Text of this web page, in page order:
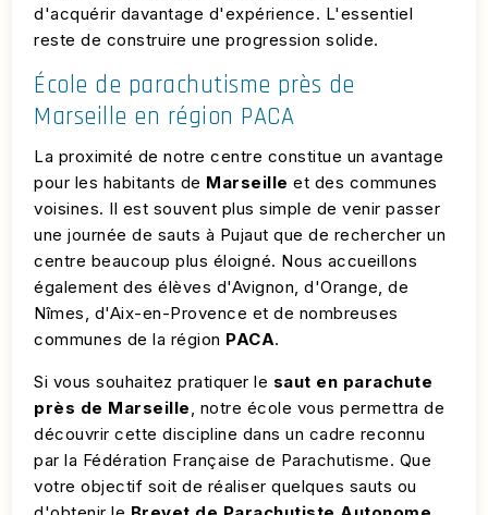
d'acquérir davantage d'expérience. L'essentiel
reste de construire une progression solide.
École de parachutisme près de
Marseille en région PACA
La proximité de notre centre constitue un avantage
pour les habitants de Marseille et des communes
voisines. Il est souvent plus simple de venir passer
une journée de sauts à Pujaut que de rechercher un
centre beaucoup plus éloigné. Nous accueillons
également des élèves d'Avignon, d'Orange, de
Nîmes, d'Aix-en-Provence et de nombreuses
communes de la région PACA.
Si vous souhaitez pratiquer le saut en parachute
près de Marseille, notre école vous permettra de
découvrir cette discipline dans un cadre reconnu
par la Fédération Française de Parachutisme. Que
votre objectif soit de réaliser quelques sauts ou